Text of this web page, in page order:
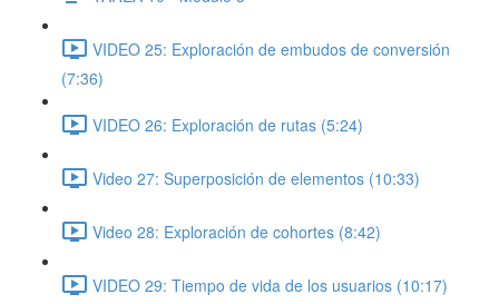
VIDEO 25: Exploración de embudos de conversión
(7:36)
VIDEO 26: Exploración de rutas (5:24)
Video 27: Superposición de elementos (10:33)
Video 28: Exploración de cohortes (8:42)
VIDEO 29: Tiempo de vida de los usuarios (10:17)